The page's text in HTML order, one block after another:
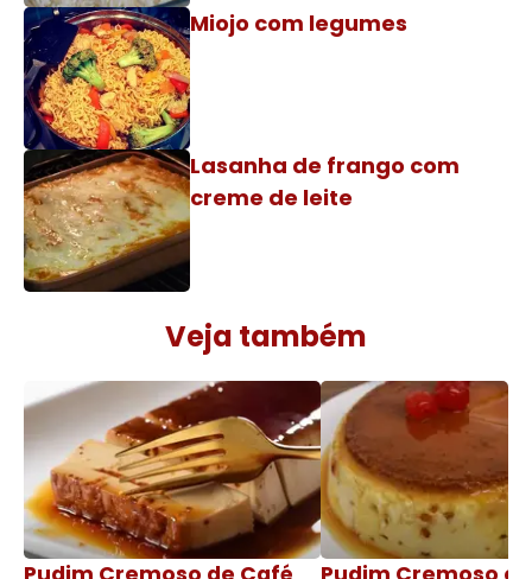
Miojo com legumes
Lasanha de frango com
creme de leite
Veja também